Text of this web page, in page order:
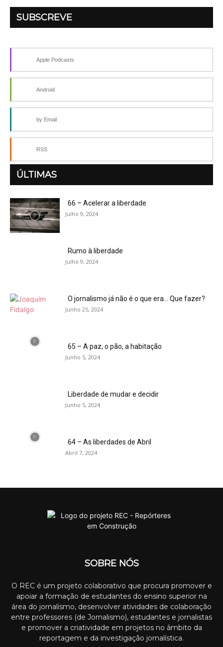
SUBSCREVE
Apple Podcasts
Android
by Email
RSS
ÚLTIMAS
66 – Acelerar a liberdade
Julho 9, 2024
Rumo à liberdade
Julho 9, 2024
O jornalismo já não é o que era… Que fazer?
Junho 25, 2024
65 – A paz, o pão, a habitação
Junho 5, 2024
Liberdade de mudar e decidir
Junho 5, 2024
64 – As liberdades de Abril
Abril 7, 2024
SOBRE NÓS
O REC é um projeto colaborativo que procura promover e
apoiar a formação de estudantes do ensino superior na
área do jornalismo, desenvolver atividades de colaboração
entre professores (de Jornalismo), estudantes e jornalistas
e promover a criatividade em projetos no âmbito da
reportagem e da investigação jornalística.